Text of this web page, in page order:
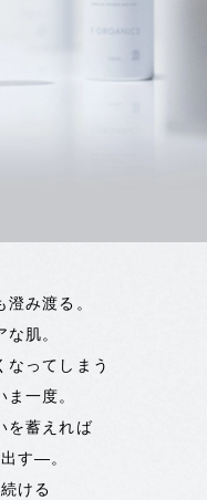
み渡る。
肌。
なってしまう
一度。
を蓄えれば
す―。
ける